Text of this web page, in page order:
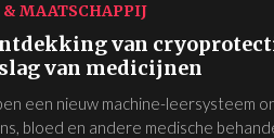
MAATSCHAPPIJ
van
van medicijnen
een nieuw machine-leersysteem
bloed en andere medische